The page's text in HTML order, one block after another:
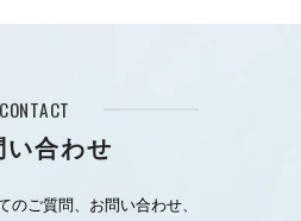
CONTACT
い合わせ
のご質問、お問い合わせ、